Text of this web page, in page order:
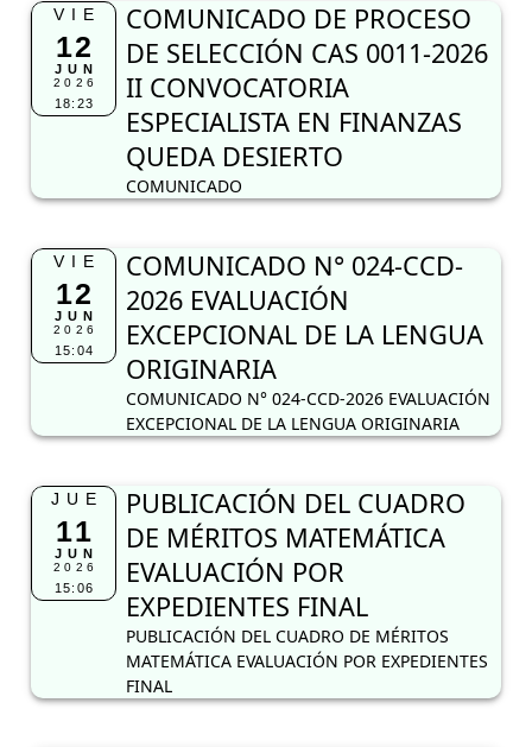
VIE
12
JUN
2026
18:23
COMUNICADO DE PROCESO
DE SELECCIÓN CAS 0011-2026
II CONVOCATORIA
ESPECIALISTA EN FINANZAS
QUEDA DESIERTO
COMUNICADO
VIE
12
JUN
2026
15:04
COMUNICADO N° 024-CCD-
2026 EVALUACIÓN
EXCEPCIONAL DE LA LENGUA
ORIGINARIA
COMUNICADO N° 024-CCD-2026 EVALUACIÓN
EXCEPCIONAL DE LA LENGUA ORIGINARIA
JUE
11
JUN
2026
15:06
PUBLICACIÓN DEL CUADRO
DE MÉRITOS MATEMÁTICA
EVALUACIÓN POR
EXPEDIENTES FINAL
PUBLICACIÓN DEL CUADRO DE MÉRITOS
MATEMÁTICA EVALUACIÓN POR EXPEDIENTES
FINAL